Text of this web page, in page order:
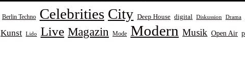
Berlin Techno Celebrities City Deep House digital Diskussion Drama
Kunst Lido Live Magazin Mode Modern Musik Open Air